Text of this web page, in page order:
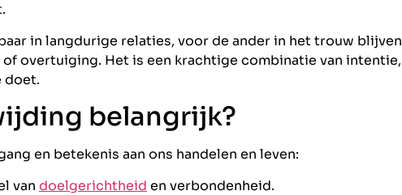
in langdurige relaties, voor de ander in het trouw blijven
overtuiging. Het is een krachtige combinatie van intentie,
doet.
belangrijk?
en betekenis aan ons handelen en leven:
van doelgerichtheid en verbondenheid.